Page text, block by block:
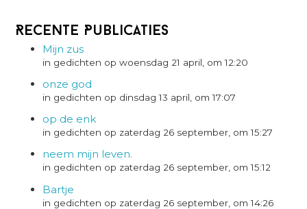
Recente Publicaties
Mijn zus
in gedichten op woensdag 21 april, om 12:20
onze god
in gedichten op dinsdag 13 april, om 17:07
op de enk
in gedichten op zaterdag 26 september, om 15:27
neem mijn leven.
in gedichten op zaterdag 26 september, om 15:12
Bartje
in gedichten op zaterdag 26 september, om 14:26